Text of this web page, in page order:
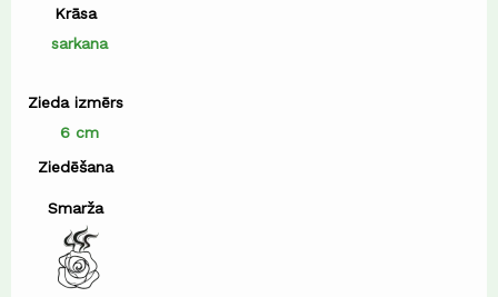
Krāsa
sarkana
Zieda izmērs
6 cm
Ziedēšana
Smarža